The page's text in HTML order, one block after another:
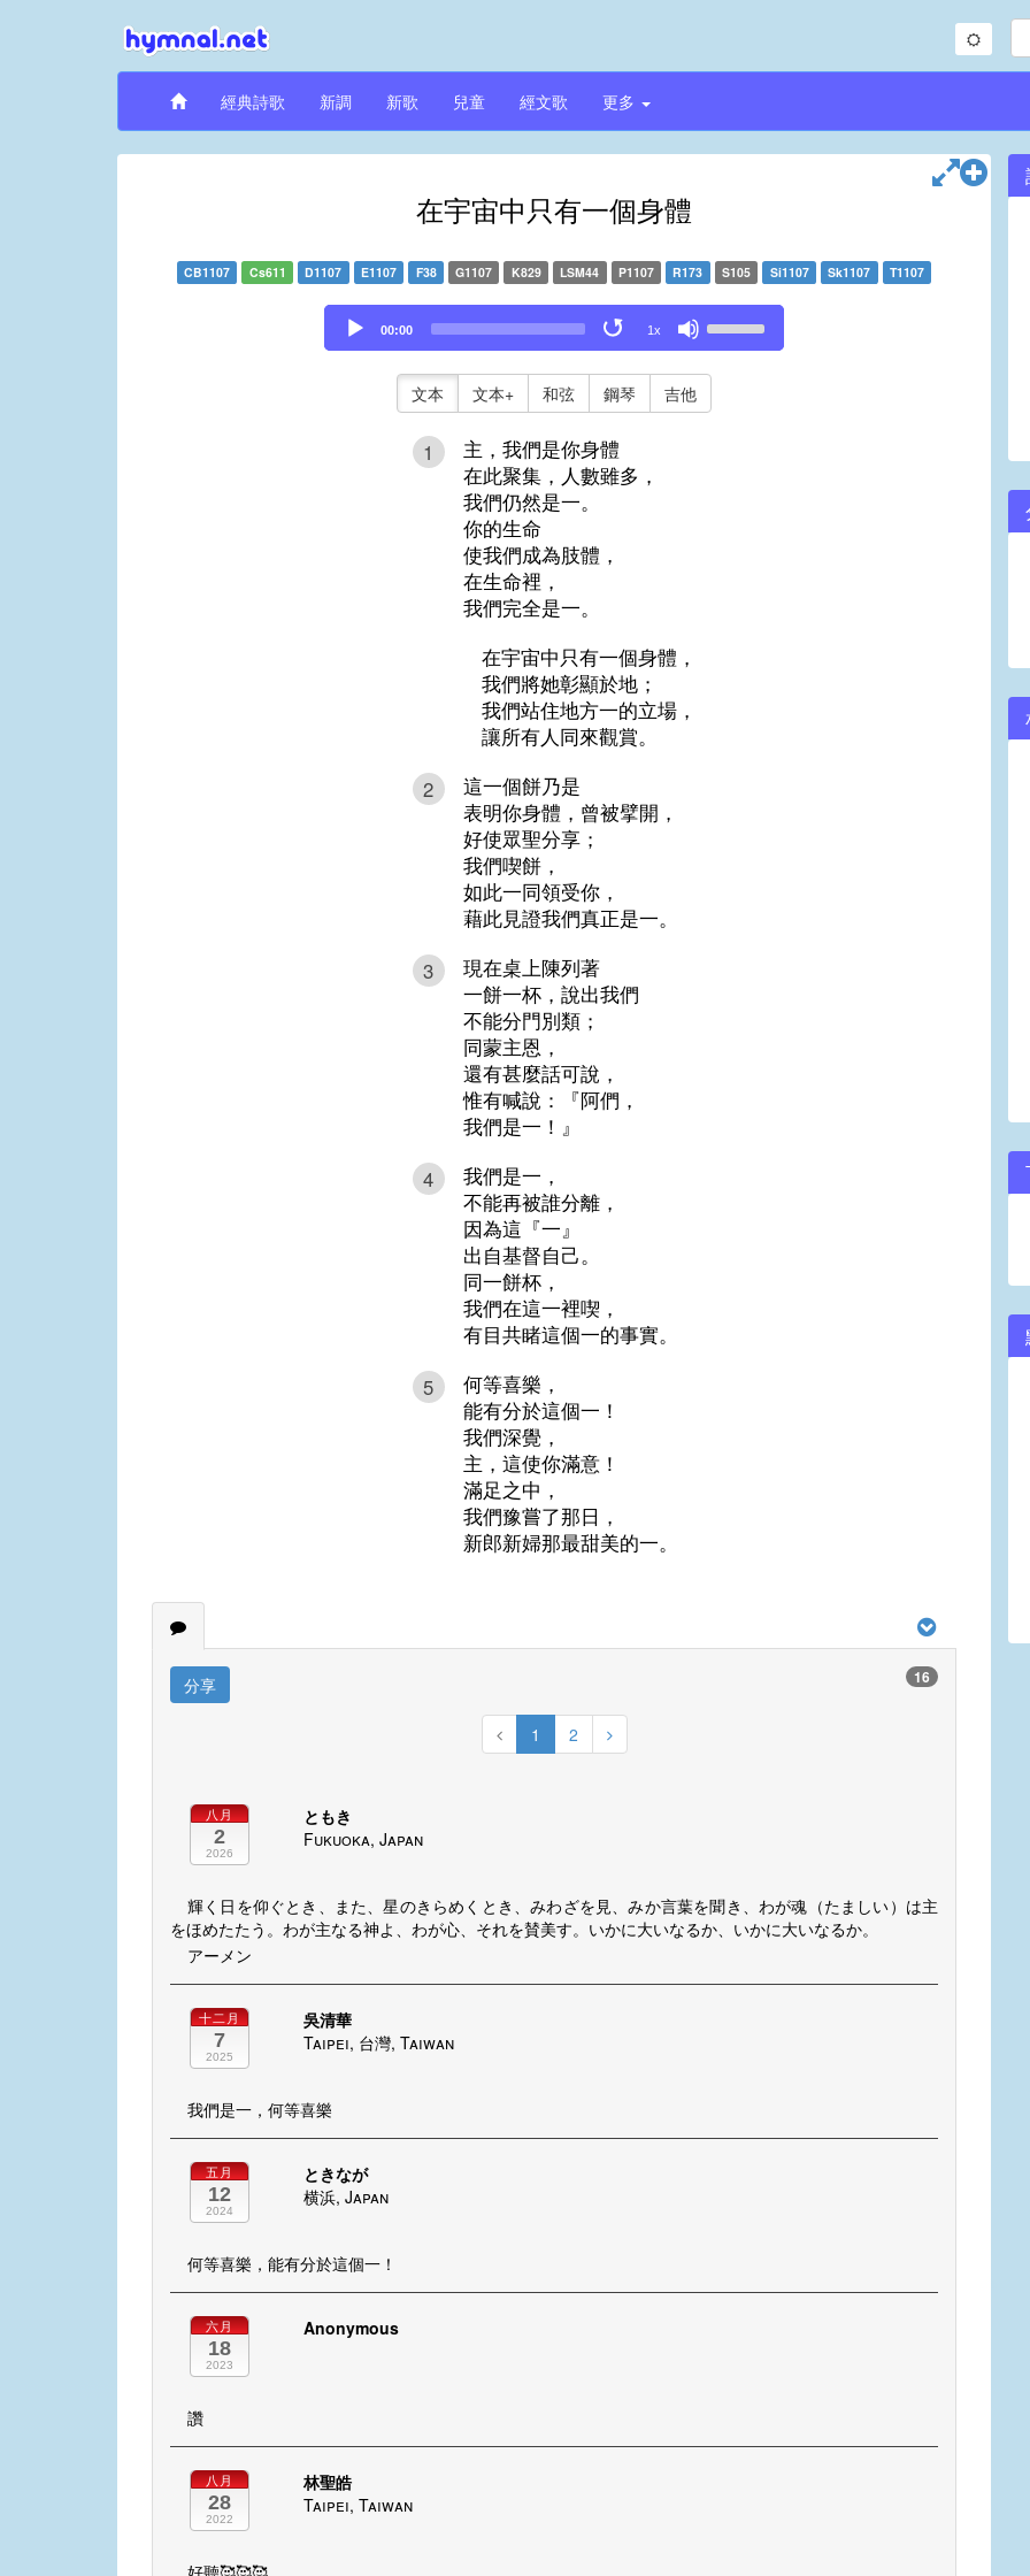
經典詩歌 新調 新歌 兒童 經文歌 更多
在宇宙中只有一個身體
CB1107 Cs611 D1107 E1107 F38 G1107 K829 LSM44 P1107 R173 S105 Si1107 Sk1107 T1107
Audio
Player
00:00 1x
Up/Down
to
文本 文本+ 和弦 鋼琴 吉他
1
主，我們是你身體
在此聚集，人數雖多，
我們仍然是一。
你的生命
使我們成為肢體，
在生命裡，
我們完全是一。
在宇宙中只有一個身體，
我們將她彰顯於地；
我們站住地方一的立場，
讓所有人同來觀賞。
2
這一個餅乃是
表明你身體，曾被擘開，
好使眾聖分享；
我們喫餅，
如此一同領受你，
藉此見證我們真正是一。
3
現在桌上陳列著
一餅一杯，說出我們
不能分門別類；
同蒙主恩，
還有甚麼話可說，
惟有喊說：『阿們，
我們是一！』
4
我們是一，
不能再被誰分離，
因為這『一』
出自基督自己。
同一餅杯，
我們在這一裡喫，
有目共睹這個一的事實。
5
何等喜樂，
能有分於這個一！
我們深覺，
主，這使你滿意！
滿足之中，
我們豫嘗了那日，
新郎新婦那最甜美的一。
分享 16
1 2
八月
2
2026
ともき
Fukuoka, Japan
輝く日を仰ぐとき、また、星のきらめくとき、みわざを見、みか言葉を聞き、わが魂（たましい）は主
をほめたたう。わが主なる神よ、わが心、それを賛美す。いかに大いなるか、いかに大いなるか。
アーメン
十二月
7
2025
吳清華
Taipei, 台灣, Taiwan
我們是一，何等喜樂
五月
12
2024
ときなが
横浜, Japan
何等喜樂，能有分於這個一！
六月
18
2023
Anonymous
讚
八月
28
2022
林聖皓
Taipei, Taiwan